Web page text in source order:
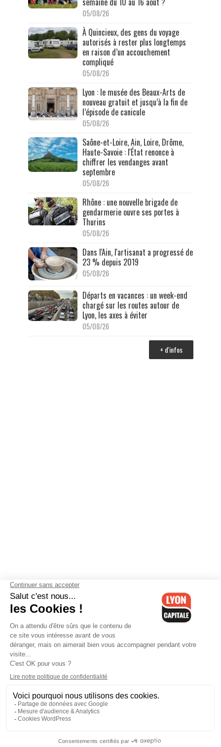
05/08/26
À Quincieux, des gens du voyage
autorisés à rester plus longtemps
en raison d’un accouchement
compliqué
05/08/26
Lyon : le musée des Beaux-Arts de
nouveau gratuit et jusqu’à la fin de
l’épisode de canicule
05/08/26
Saône-et-Loire, Ain, Loire, Drôme,
Haute-Savoie : l'État renonce à
chiffrer les vendanges avant
septembre
05/08/26
Rhône : une nouvelle brigade de
gendarmerie ouvre ses portes à
Thurins
05/08/26
Dans l'Ain, l'artisanat a progressé de
23 % depuis 2019
05/08/26
Départs en vacances : un week-end
chargé sur les routes autour de
Lyon, les axes à éviter
05/08/26
+ d'infos
Contactez-nous-Mentions légales-CGV-Politique de
confidentialité-Gestion des cookies